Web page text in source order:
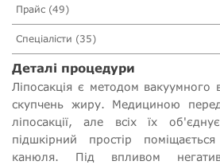
Прайс (49)
Спеціалісти (35)
Деталі процедури
Ліпосакція є методом вакуумного
скупчень жиру. Медициною
ліпосакції, але всіх їх
підшкірний простір
канюля. Під впливом